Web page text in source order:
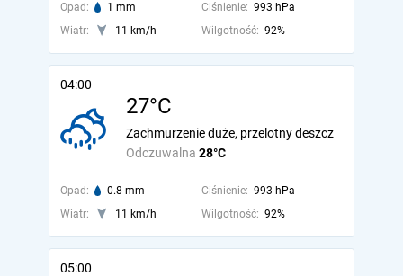
Opad: 1 mm Ciśnienie: 993 hPa
Wiatr:
11 km/h Wilgotność: 92%
04:00
27°C
Odczuwalna 28°C
Zachmurzenie duże, przelotny deszcz
Opad: 0.8 mm Ciśnienie: 993 hPa
Wiatr:
11 km/h Wilgotność: 92%
05:00